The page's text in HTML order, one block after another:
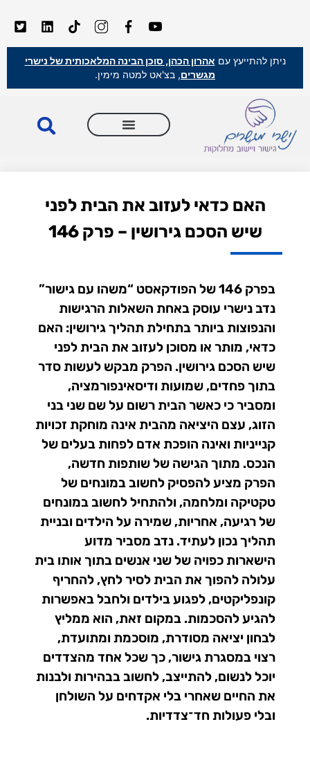
ניתן להתייעץ עם אהרון הכהן, סוכן הבינה המלאכותית של נישרי
מגשרים, בצ'אט למטה מימין.
האם כדאי לעזוב את הבית לפני
שיש הסכם גירושין – פרק 146
בפרק 146 של הפודקאסט “משהו עם גישור”
נדב נישרי עוסק באחת השאלות הרגישות
והנפוצות ביותר בתחילת תהליך גירושין: האם
כדאי, מותר או מסוכן לעזוב את הבית לפני
שיש הסכם גירושין. הפרק מבקש לעשות סדר
בתוך פחדים, שמועות ודיסאינפורמציה,
ומסביר כי כאשר הבית רשום על שם שני בני
הזוג, עצם היציאה מהבית אינה מוחקת זכויות
קנייניות ואינה הופכת אדם לפחות בעלים של
הנכס. מתוך הגישה של שותפות חדשה,
הפרק מציע להפסיק לחשוב במונחים של
טקטיקה ומלחמה, ולהתחיל לחשוב במונחים
של רגיעה, אחריות, שמירה על הילדים ובניית
תהליך נכון לעתיד. נדב מסביר מדוע
הישארות כפויה של שני אנשים בתוך אותו בית
עלולה להפוך את הבית לסיר לחץ, להחריף
קונפליקטים, לפגוע בילדים ולחבל באפשרות
להגיע להסכמות. במקום זאת, הוא ממליץ
לבחון יציאה מסודרת, מוסכמת ומתועדת,
רצוי במסגרת גישור, כך שכל אחד מהצדדים
יוכל לנשום, להתייצב, לחשוב בבהירות ולבנות
את החיים שאחרי בלי אקדחים על השולחן
ובלי פעולות חד־צדדיות.